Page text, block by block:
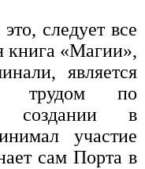
следует все
книга «Магии»,
является
трудом по
в
участие
сам Порта в